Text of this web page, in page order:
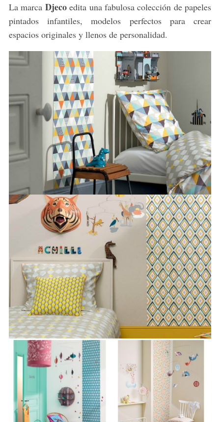
La marca Djecoedita una fabulosa colección de papeles
pintados infantiles, modelos perfectos para crear
espacios originales y llenos de personalidad.